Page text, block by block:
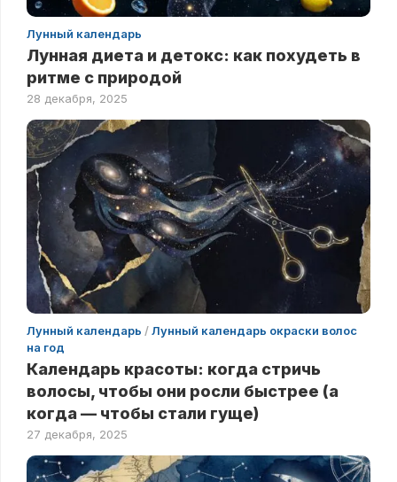
Лунный календарь
Лунная диета и детокс: как похудеть в
ритме с природой
28 декабря, 2025
Лунный календарь /Лунный календарь окраски волос
на год
Календарь красоты: когда стричь
волосы, чтобы они росли быстрее (а
когда — чтобы стали гуще)
27 декабря, 2025